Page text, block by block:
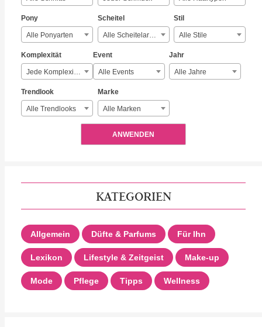
Pony
Alle Ponyarten
Scheitel
Alle Scheitelarten
Stil
Alle Stile
Komplexität
Jede Komplexität
Event
Alle Events
Jahr
Alle Jahre
Trendlook
Alle Trendlooks
Marke
Alle Marken
ANWENDEN
KATEGORIEN
Allgemein Düfte & Parfums Für Ihn
Lexikon Lifestyle & Zeitgeist Make-up
Mode Pflege Tipps Wellness